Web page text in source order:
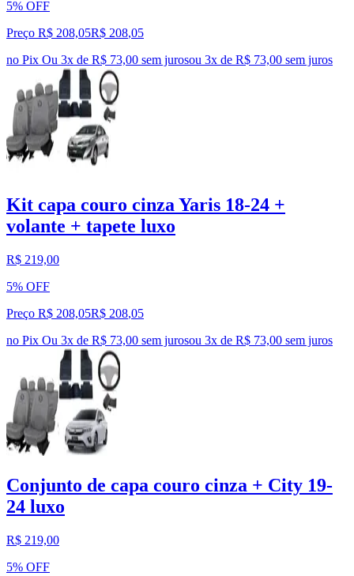
5% OFF
Preço R$ 208,05R$ 208,05
no Pix Ou 3x de R$ 73,00 sem jurosou 3x de R$ 73,00 sem juros
Kit capa couro cinza Yaris 18-24 +
volante + tapete luxo
R$ 219,00
5% OFF
Preço R$ 208,05R$ 208,05
no Pix Ou 3x de R$ 73,00 sem jurosou 3x de R$ 73,00 sem juros
Conjunto de capa couro cinza + City 19-
24 luxo
R$ 219,00
5% OFF